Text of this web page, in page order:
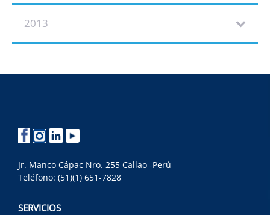
2013
Jr. Manco Cápac Nro. 255 Callao -Perú
Teléfono: (51)(1) 651-7828
SERVICIOS